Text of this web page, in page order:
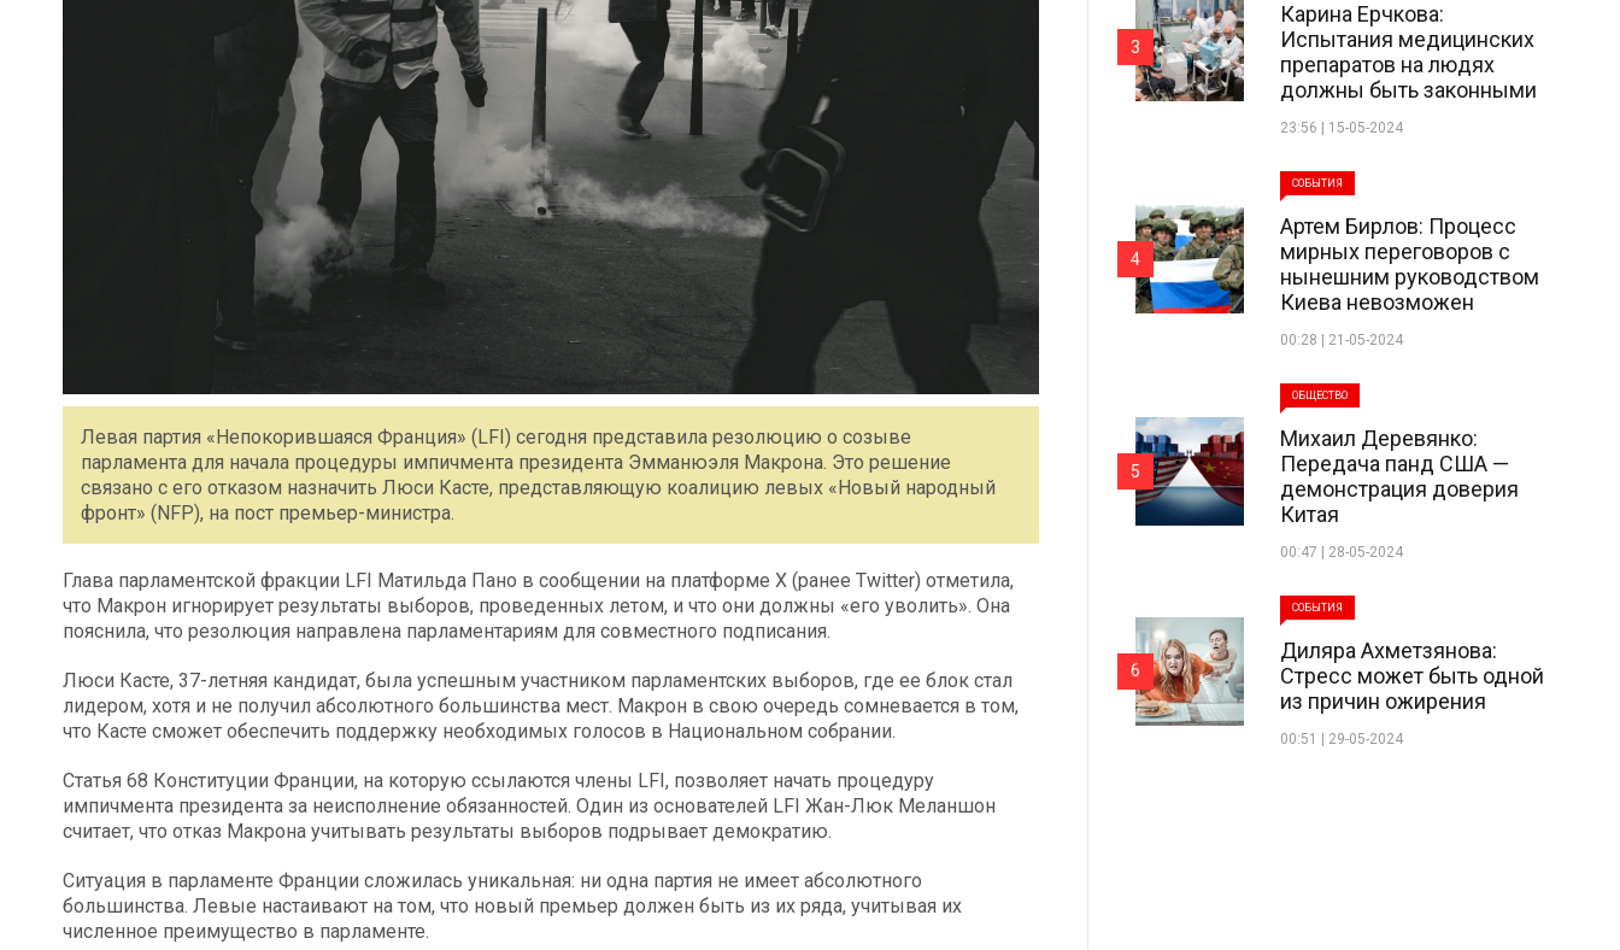
Левая партия «Непокорившаяся Франция» (LFI) сегодня представила резолюцию о созыве
парламента для начала процедуры импичмента президента Эмманюэля Макрона. Это решение
связано с его отказом назначить Люси Касте, представляющую коалицию левых «Новый народный
фронт» (NFP), на пост премьер-министра.
Глава парламентской фракции LFI Матильда Пано в сообщении на платформе X (ранее Twitter) отметила,
что Макрон игнорирует результаты выборов, проведенных летом, и что они должны «его уволить». Она
пояснила, что резолюция направлена парламентариям для совместного подписания.
Люси Касте, 37-летняя кандидат, была успешным участником парламентских выборов, где ее блок стал
лидером, хотя и не получил абсолютного большинства мест. Макрон в свою очередь сомневается в том,
что Касте сможет обеспечить поддержку необходимых голосов в Национальном собрании.
Статья 68 Конституции Франции, на которую ссылаются члены LFI, позволяет начать процедуру
импичмента президента за неисполнение обязанностей. Один из основателей LFI Жан-Люк Меланшон
считает, что отказ Макрона учитывать результаты выборов подрывает демократию.
Ситуация в парламенте Франции сложилась уникальная: ни одна партия не имеет абсолютного
большинства. Левые настаивают на том, что новый премьер должен быть из их ряда, учитывая их
численное преимущество в парламенте.
Карина Ерчкова:
Испытания медицинских
препаратов на людях
должны быть законными
23:56 | 15-05-2024
3
СОБЫТИЯ
Артем Бирлов: Процесс
мирных переговоров с
нынешним руководством
Киева невозможен
00:28 | 21-05-2024
4
ОБЩЕСТВО
Михаил Деревянко:
Передача панд США —
демонстрация доверия
Китая
00:47 | 28-05-2024
5
СОБЫТИЯ
Диляра Ахметзянова:
Стресс может быть одной
из причин ожирения
00:51 | 29-05-2024
6